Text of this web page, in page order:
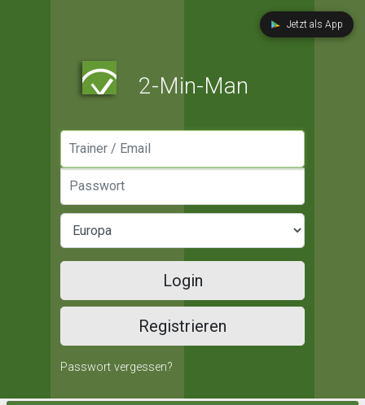
Jetzt als App
2-Min-Man
Login
Registrieren
Passwort vergessen?